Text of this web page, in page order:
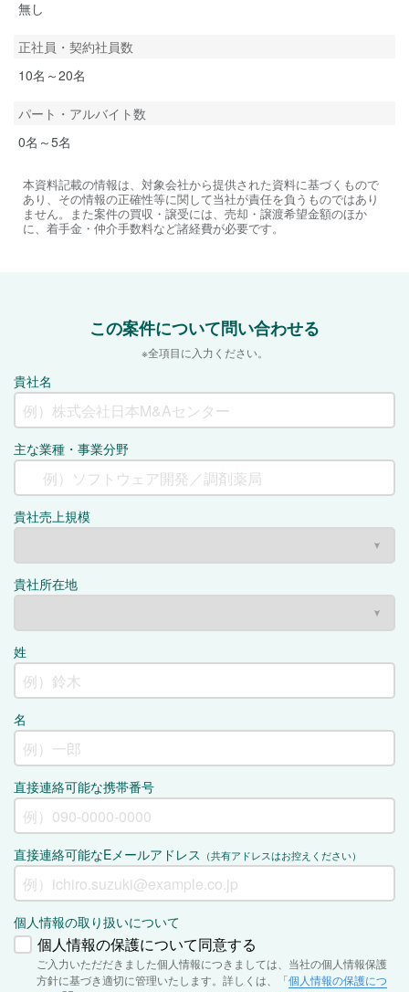
無し
正社員・契約社員数
10名～20名
パート・アルバイト数
0名～5名
本資料記載の情報は、対象会社から提供された資料に基づくもので
あり、その情報の正確性等に関して当社が責任を負うものではあり
ません。また案件の買収・譲受には、売却・譲渡希望金額のほか
に、着手金・仲介手数料など諸経費が必要です。